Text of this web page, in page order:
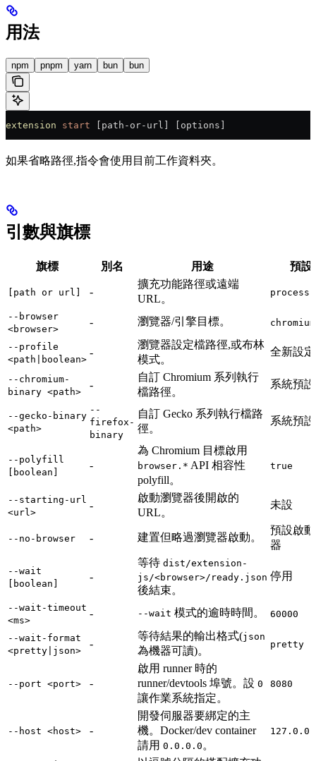
用法
npm pnpm yarn bun bun
extension start [path-or-url] [options]
如果省略路徑,指令會使用目前工作資料夾。
引數與旗標
旗標 別名 用途 預設
[path or url] -
擴充功能路徑或遠端
URL。
--browser
<browser>
- 瀏覽器/引擎目標。 chromium
--profile
<path|boolean>
-
瀏覽器設定檔路徑,或布林
模式。
全新設
--chromium-
binary <path>
-
自訂 Chromium 系列執行
檔路徑。
系統預設
--gecko-binary
<path>
--
firefox-
binary
自訂 Gecko 系列執行檔路
徑。
系統預設
--polyfill
[boolean]
-
為 Chromium 目標啟用
browser.* API 相容性
polyfill。
true
--starting-url
<url>
-
啟動瀏覽器後開啟的
URL。
未設
--no-browser - 建置但略過瀏覽器啟動。
預設啟
器
--wait
[boolean]
-
等待 dist/extension-
js/<browser>/ready.json
後結束。
停用
--wait-timeout
<ms>
- --wait 模式的逾時時間。 60000
--wait-format
<pretty|json>
-
等待結果的輸出格式(json
為機器可讀)。
pretty
--port <port> -
啟用 runner 時的
runner/devtools 埠號。設 0
讓作業系統指定。
8080
--host <host> -
開發伺服器要綁定的主
機。Docker/dev container
請用 0.0.0.0 。